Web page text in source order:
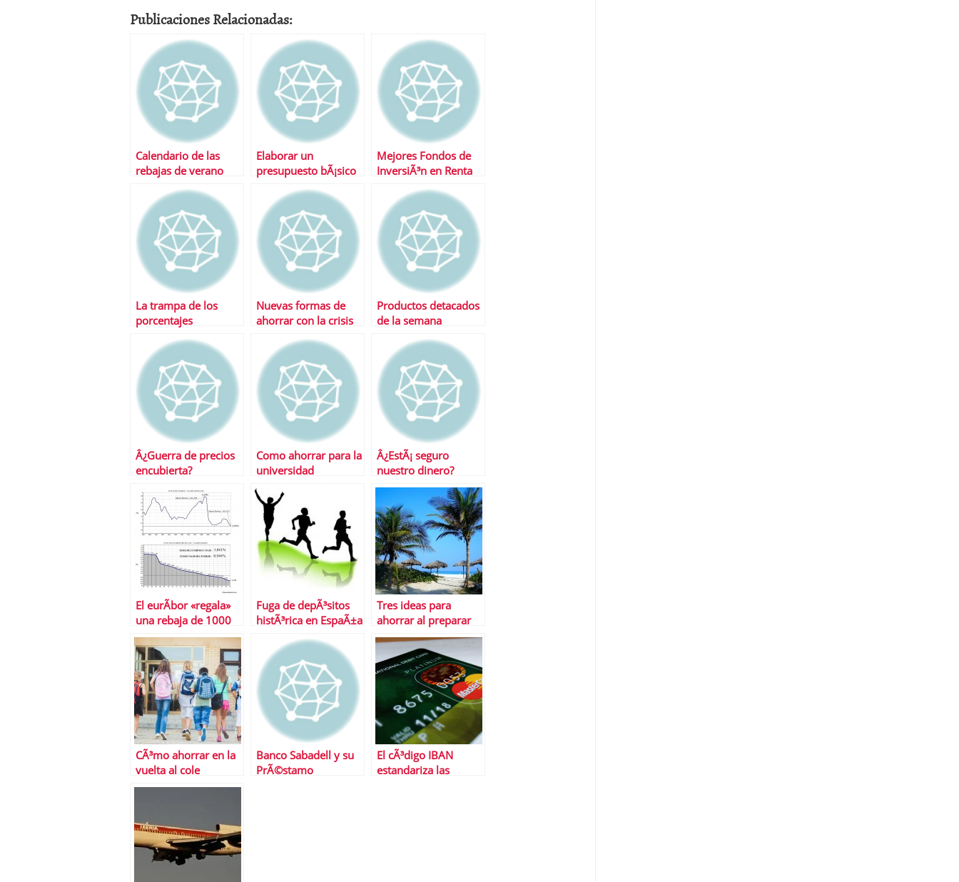
Publicaciones Relacionadas:
Calendario de las
rebajas de verano
Elaborar un
presupuesto bÃ¡sico
Mejores Fondos de
InversiÃ³n en Renta
La trampa de los
porcentajes
Nuevas formas de
ahorrar con la crisis
Productos detacados
de la semana
Â¿Guerra de precios
encubierta?
Como ahorrar para la
universidad
Â¿EstÃ¡ seguro
nuestro dinero?
El eurÃ­bor «regala»
una rebaja de 1000
euros a las hipotecas
Fuga de depÃ³sitos
histÃ³rica en EspaÃ±a
Tres ideas para
ahorrar al preparar
las vacaciones
CÃ³mo ahorrar en la
vuelta al cole
Banco Sabadell y su
PrÃ©stamo
El cÃ³digo IBAN
estandariza las